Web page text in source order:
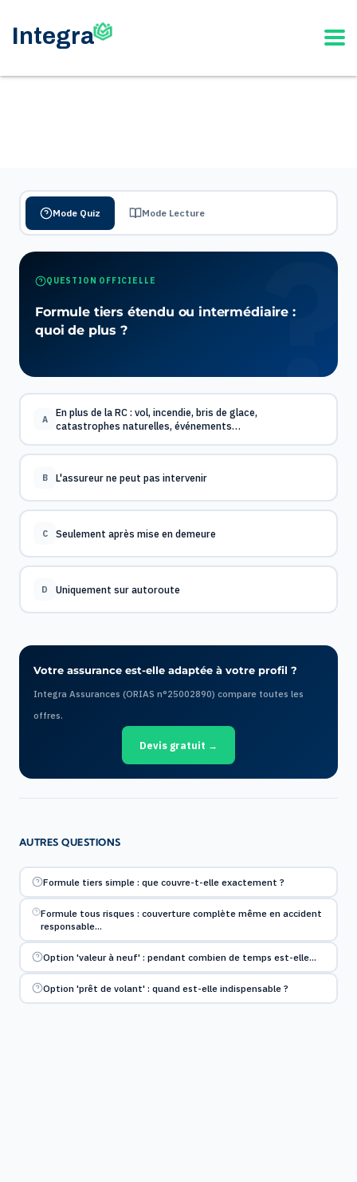
Mode Quiz Mode Lecture
QUESTION OFFICIELLE
Formule tiers étendu ou intermédiaire :
quoi de plus ?
A
En plus de la RC : vol, incendie, bris de glace,
catastrophes naturelles, événements…
B L'assureur ne peut pas intervenir
C Seulement après mise en demeure
D Uniquement sur autoroute
Votre assurance est-elle adaptée à votre profil ?
Integra Assurances (ORIAS n°25002890) compare toutes les
offres.
Devis gratuit →
AUTRES QUESTIONS
Formule tiers simple : que couvre-t-elle exactement ?
Formule tous risques : couverture complète même en accident
responsable…
Option 'valeur à neuf' : pendant combien de temps est-elle…
Option 'prêt de volant' : quand est-elle indispensable ?